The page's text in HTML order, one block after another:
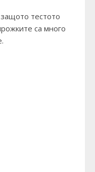
тестото
са много